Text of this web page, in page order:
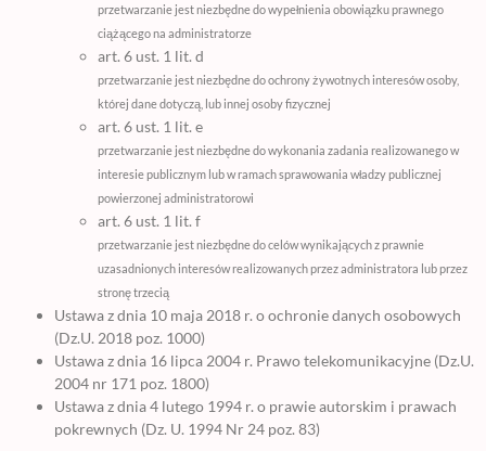
przetwarzanie jest niezbędne do wypełnienia obowiązku prawnego
ciążącego na administratorze
art. 6 ust. 1 lit. d
przetwarzanie jest niezbędne do ochrony żywotnych interesów osoby,
której dane dotyczą, lub innej osoby fizycznej
art. 6 ust. 1 lit. e
przetwarzanie jest niezbędne do wykonania zadania realizowanego w
interesie publicznym lub w ramach sprawowania władzy publicznej
powierzonej administratorowi
art. 6 ust. 1 lit. f
przetwarzanie jest niezbędne do celów wynikających z prawnie
uzasadnionych interesów realizowanych przez administratora lub przez
stronę trzecią
Ustawa z dnia 10 maja 2018 r. o ochronie danych osobowych
(Dz.U. 2018 poz. 1000)
Ustawa z dnia 16 lipca 2004 r. Prawo telekomunikacyjne (Dz.U.
2004 nr 171 poz. 1800)
Ustawa z dnia 4 lutego 1994 r. o prawie autorskim i prawach
pokrewnych (Dz. U. 1994 Nr 24 poz. 83)